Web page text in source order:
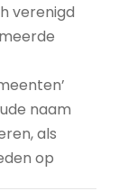
verenigd
naam
als
op